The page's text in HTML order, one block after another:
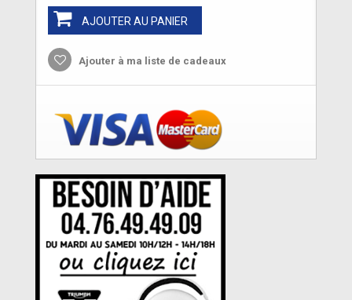
AJOUTER AU PANIER
Ajouter à ma liste de cadeaux